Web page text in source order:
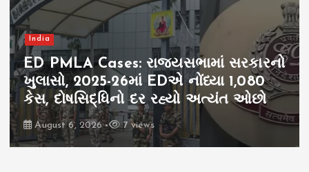
India
ED PMLA Cases: રાજ્યસભામાં સરકારનો
ખુલાસો, 2025-26માં EDએ નોંધ્યા 1,080
કેસ, દોષસિદ્ધિનો દર રહ્યો અત્યંત ઓછો
August 6, 2026 7 views